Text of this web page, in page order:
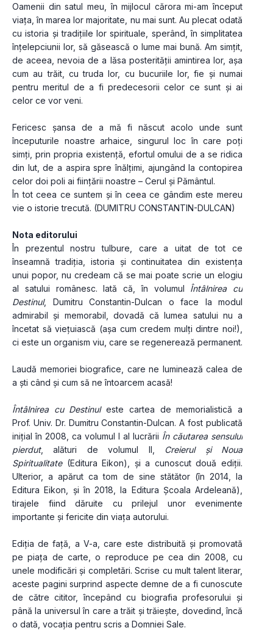
Oamenii din satul meu, în mijlocul cărora mi-am început
viața, în marea lor majoritate, nu mai sunt. Au plecat odată
cu istoria și tradițiile lor spirituale, sperând, în simplitatea
înțelepciunii lor, să găsească o lume mai bună. Am simțit,
de aceea, nevoia de a lăsa posterității amintirea lor, așa
cum au trăit, cu truda lor, cu bucuriile lor, fie și numai
pentru meritul de a fi predecesorii celor ce sunt și ai
celor ce vor veni.
Fericesc șansa de a mă fi născut acolo unde sunt
începuturile noastre arhaice, singurul loc în care poți
simți, prin propria existență, efortul omului de a se ridica
din lut, de a aspira spre înălțimi, ajungând la contopirea
celor doi poli ai ființării noastre – Cerul și Pământul.
În tot ceea ce suntem și în ceea ce gândim este mereu
vie o istorie trecută. (DUMITRU CONSTANTIN-DULCAN)
Nota editorului
În prezentul nostru tulbure, care a uitat de tot ce
înseamnă tradiția, istoria și continuitatea din existența
unui popor, nu credeam că se mai poate scrie un elogiu
al satului românesc. Iată că, în volumul Întâlnirea cu
Destinul, Dumitru Constantin­-Dulcan o face la modul
admirabil și memorabil, dovadă că lumea satului nu a
încetat să viețuiască (așa cum credem mulți dintre noi!),
ci este un organism viu, care se regenerează permanent.
Laudă memoriei biografice, care ne luminează calea de
a ști când și cum să ne întoarcem acasă!
Întâlnirea cu Destinul este cartea de memorialistică a
Prof. Univ. Dr. Dumitru Constantin­-Dulcan. A fost publicată
inițial în 2008, ca volumul I al lucrării În căutarea sensului
pierdut, alături de volumul II,
Creierul şi Noua
Spiritualitate (Editura Eikon), și a cunoscut două ediții.
Ulterior, a apărut ca tom de sine stătător (în 2014, la
Editura Eikon, și în 2018, la Editura Școala Ardeleană),
tirajele fiind dăruite cu prilejul unor evenimente
importante și fericite din viața autorului.
Ediția de față, a V­-a, care este distribuită și promovată
pe piața de carte, o reproduce pe cea din 2008, cu
unele modificări și completări. Scrise cu mult talent literar,
aceste pagini surprind aspecte demne de a fi cunoscute
de către cititor, începând cu biografia profesorului și
până la universul în care a trăit și trăiește, dovedind, încă
o dată, vocația pentru scris a Domniei Sale.